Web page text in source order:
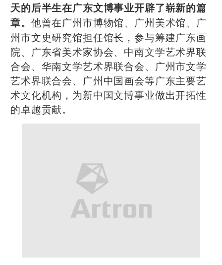
天的后半生在广东文博事业开辟了崭新的篇
章。 他曾在广州市博物馆、广州美术馆、广
州市文史研究馆担任馆长，参与筹建广东画
院、广东省美术家协会、中南文学艺术界联
合会、华南文学艺术界联合会、广州市文学
艺术界联合会、广州中国画会等广东主要艺
术文化机构，为新中国文博事业做出开拓性
的卓越贡献。